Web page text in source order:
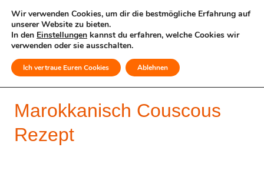
MENÜ
Marokkanisch Couscous
Rezept
Wir verwenden Cookies, um dir die bestmögliche Erfahrung auf
unserer Website zu bieten.
In den Einstellungen kannst du erfahren, welche Cookies wir
verwenden oder sie ausschalten.
Ich vertraue Euren Cookies Ablehnen